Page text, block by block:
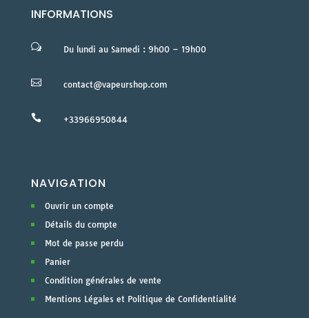
INFORMATIONS
w Du lundi au Samedi : 9h00 – 19h00
 contact@vapeurshop.com
 +33966950844
NAVIGATION
Ouvrir un compte
Détails du compte
Mot de passe perdu
Panier
Condition générales de vente
Mentions Légales et Politique de Confidentialité